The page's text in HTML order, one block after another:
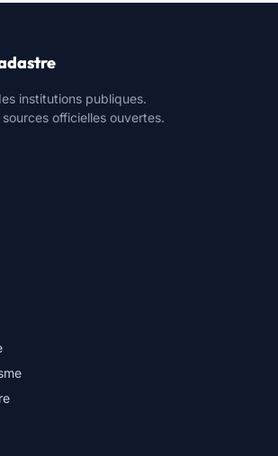
institutions publiques.
officielles ouvertes.